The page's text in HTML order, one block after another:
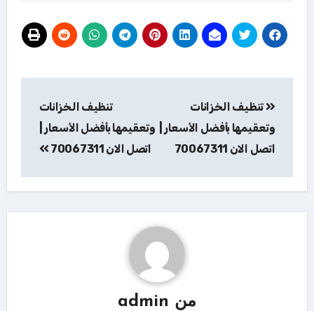
المقالات
تنظيف الخزانات
وتعقيمها بأفضل الأسعار |
اتصل الان 70067311
تنظيف الخزانات
وتعقيمها بأفضل الأسعار |
اتصل الان 70067311
من admin